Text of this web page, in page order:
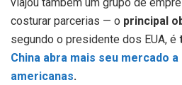
viajou também um grupo de
costurar parcerias — o principal
segundo o presidente dos EUA, é
China abra mais seu mercado
americanas.